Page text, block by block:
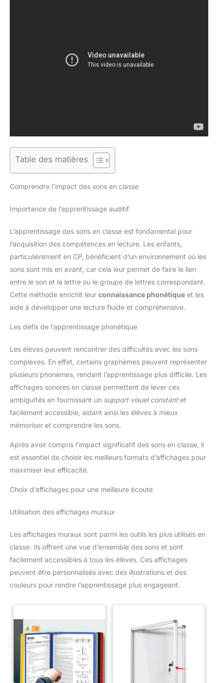
Table des matières
Comprendre l’impact des sons en classe
Importance de l’apprentissage auditif
L’apprentissage des sons en classe est fondamental pour
l’acquisition des compétences en lecture. Les enfants,
particulièrement en CP, bénéficient d’un environnement où les
sons sont mis en avant, car cela leur permet de faire le lien
entre le son et la lettre ou le groupe de lettres correspondant.
Cette méthode enrichit leur connaissance phonétique et les
aide à développer une lecture fluide et compréhensive.
Les défis de l’apprentissage phonétique
Les élèves peuvent rencontrer des difficultés avec les sons
complexes. En effet, certains graphèmes peuvent représenter
plusieurs phonèmes, rendant l’apprentissage plus difficile. Les
affichages sonores en classe permettent de lever ces
ambiguïtés en fournissant un support visuel constantet
facilement accessible, aidant ainsi les élèves à mieux
mémoriser et comprendre les sons.
Après avoir compris l’impact significatif des sons en classe, il
est essentiel de choisir les meilleurs formats d’affichages pour
maximiser leur efficacité.
Choix d’affichages pour une meilleure écoute
Utilisation des affichages muraux
Les affichages muraux sont parmi les outils les plus utilisés en
classe. Ils offrent une vue d’ensemble des sons et sont
facilement accessibles à tous les élèves. Ces affichages
peuvent être personnalisés avec des illustrations et des
couleurs pour rendre l’apprentissage plus engageant.